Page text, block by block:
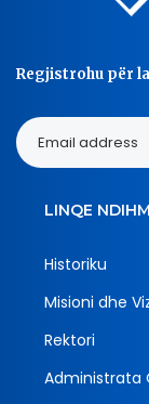
Regjistrohu për
LINQE
Historiku
Misioni dhe
Rektori
Administrata